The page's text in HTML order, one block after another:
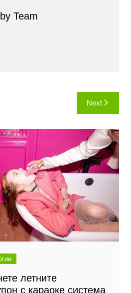
Team
Next
летните
с караоке система